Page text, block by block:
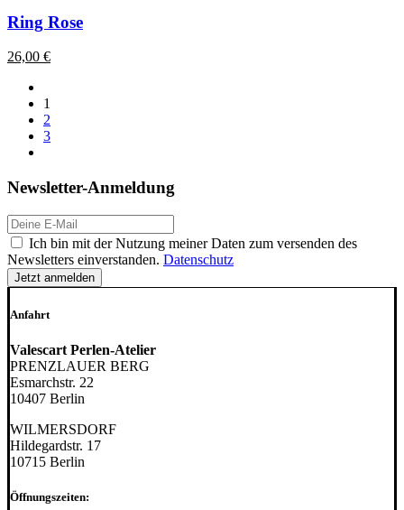
gewählt
werden
Ring Rose
26,00 €
1
2
3
Newsletter-Anmeldung
E-
Mail-
Adresse:
DSGVO
Ich bin mit der Nutzung meiner Daten zum versenden des
Newsletters einverstanden. Datenschutz
Anfahrt
Valescart Perlen-Atelier
PRENZLAUER BERG
Esmarchstr. 22
10407 Berlin
WILMERSDORF
Hildegardstr. 17
10715 Berlin
Öffnungszeiten: